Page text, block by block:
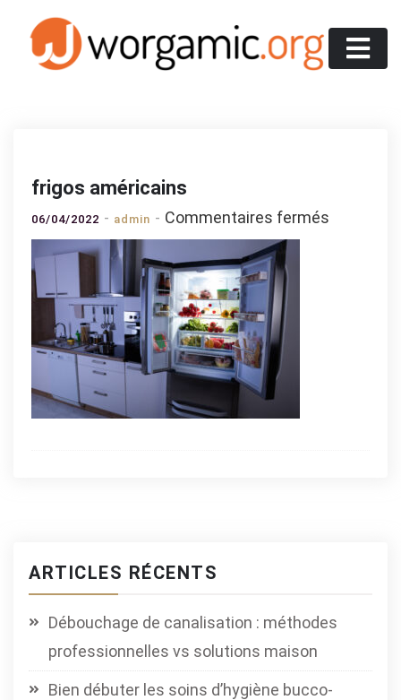
content
frigos américains
06/04/2022 admin Commentaires fermés
ARTICLES RÉCENTS
Débouchage de canalisation : méthodes
professionnelles vs solutions maison
Bien débuter les soins d’hygiène bucco-